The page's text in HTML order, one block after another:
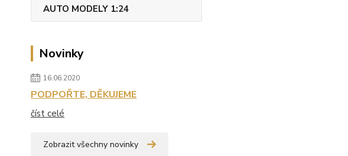
AUTO MODELY 1:24
Novinky
16.06.2020
PODPOŘTE, DĚKUJEME
číst celé
Zobrazit všechny novinky